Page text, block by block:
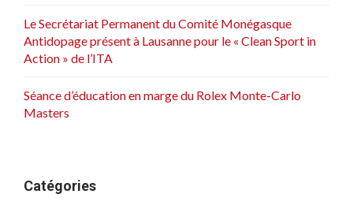
i
c
e
Le Secrétariat Permanent du Comité Monégasque
Antidopage présent à Lausanne pour le « Clean Sport in
Action » de l’ITA
Séance d’éducation en marge du Rolex Monte-Carlo
Masters
Catégories